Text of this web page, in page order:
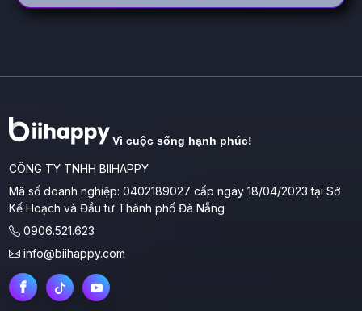
Vì cuộc sống hạnh phúc!
CÔNG TY TNHH BIIHAPPY
Mã số doanh nghiệp: 0402189027 cấp ngày 18/04/2023 tại Sở
Kế Hoạch và Đầu tư Thành phố Đà Nẵng
0906.521.623
info@biihappy.com